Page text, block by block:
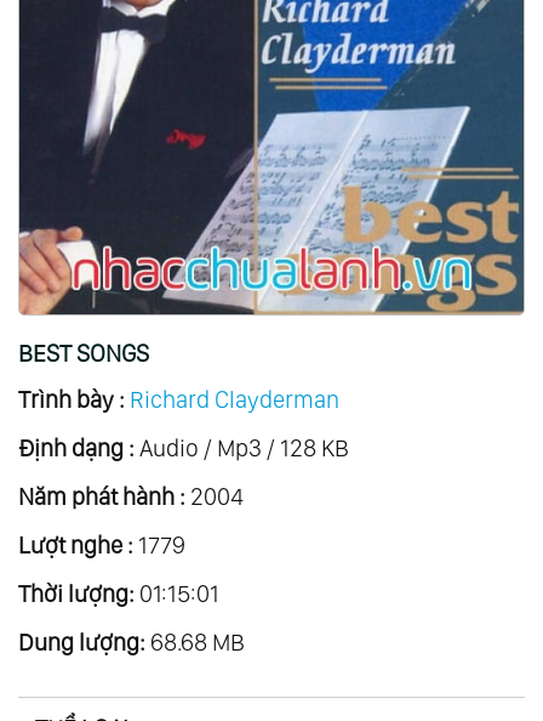
From Paris With Love
Sonata Magic
The Classic Touch
Christmas
Romantic
21. Songs Of Love
22.A Little Night Music
24.Thailand Mon Amour
25.Zodiacal Symphony
26.Anemos
27.Concerto
29. The Fantastic Movie Story Of Ennio
Morricone
30.Il Y A Toujours De Soleil ...au Dessus Des
BEST SONGS
Trình bày : Richard Clayderman
Định dạng : Audio / Mp3 / 128 KB
Năm phát hành : 2004
Lượt nghe : 1779
Thời lượng: 01:15:01
Dung lượng: 68.68 MB